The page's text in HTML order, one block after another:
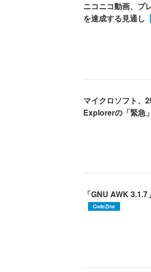
ニコニコ動画、プ
を達成する見通し
マイクロソフト、
Explorerの「緊急
「GNU AWK
CodeZine